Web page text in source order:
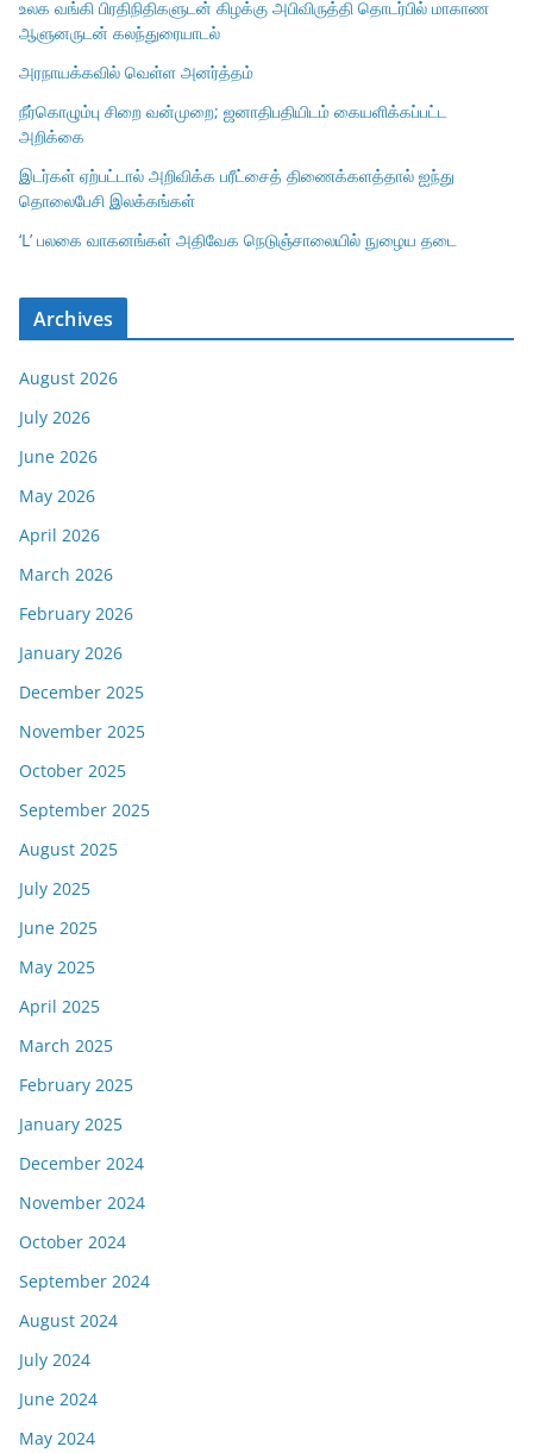
உலக வங்கி பிரதிநிதிகளுடன் கிழக்கு அபிவிருத்தி தொடர்பில் மாகாண
ஆளுனருடன் கலந்துரையாடல்
அரநாயக்கவில் வெள்ள அனர்த்தம்
நீர்கொழும்பு சிறை வன்முறை; ஜனாதிபதியிடம் கையளிக்கப்பட்ட
அறிக்கை
இடர்கள் ஏற்பட்டால் அறிவிக்க பரீட்சைத் திணைக்களத்தால் ஐந்து
தொலைபேசி இலக்கங்கள்
‘L’ பலகை வாகனங்கள் அதிவேக நெடுஞ்சாலையில் நுழைய தடை
Archives
August 2026
July 2026
June 2026
May 2026
April 2026
March 2026
February 2026
January 2026
December 2025
November 2025
October 2025
September 2025
August 2025
July 2025
June 2025
May 2025
April 2025
March 2025
February 2025
January 2025
December 2024
November 2024
October 2024
September 2024
August 2024
July 2024
June 2024
May 2024